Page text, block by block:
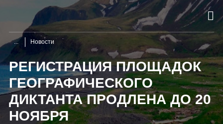
Новости
РЕГИСТРАЦИЯ ПЛОЩАДОК
ГЕОГРАФИЧЕСКОГО
ДИКТАНТА ПРОДЛЕНА ДО 20
НОЯБРЯ